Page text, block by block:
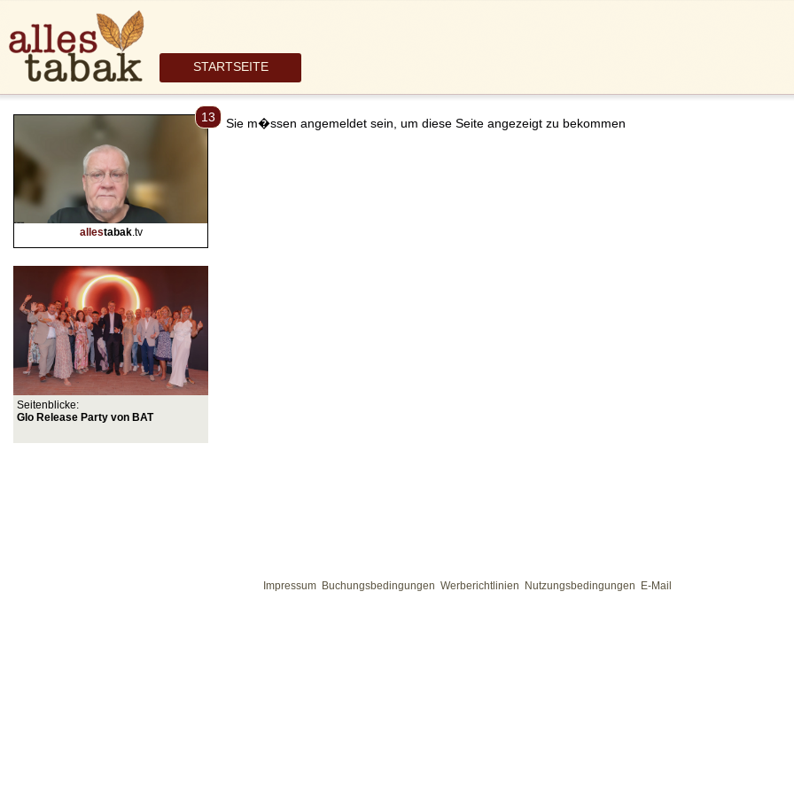
STARTSEITE
13
allestabak.tv
Seitenblicke:
Glo Release Party von BAT
Sie m�ssen angemeldet sein, um diese Seite angezeigt zu bekommen
Impressum Buchungsbedingungen Werberichtlinien Nutzungsbedingungen E-Mail